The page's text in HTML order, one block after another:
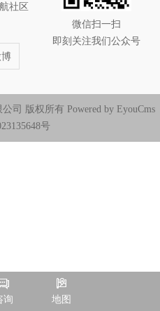
询

地图
社区
微信扫一扫
即刻关注我们公众号
司 版权所有 Powered by EyouCms
号